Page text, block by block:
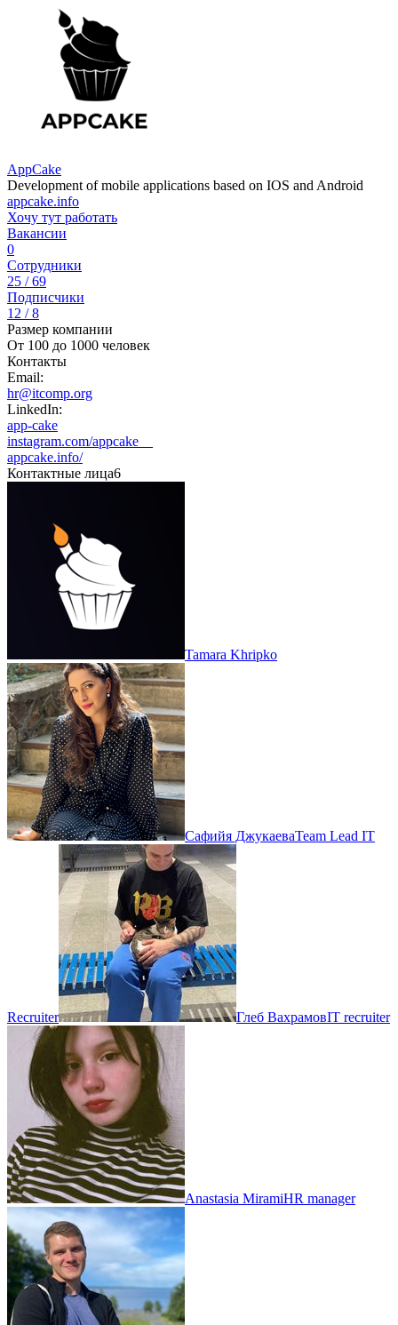
AppCake
Development of mobile applications based on IOS and Android
appcake.info
Хочу тут работать
Вакансии
0
Сотрудники
25 / 69
Подписчики
12 / 8
Размер компании
От 100 до 1000 человек
Контакты
Email:
hr@itcomp.org
LinkedIn:
app-cake
instagram.com/appcake__
appcake.info/
Контактные лица6
Tamara Khripko
Сафийя ДжукаеваTeam Lead IT
Recruiter Глеб ВахрамовIT recruiter
Anastasia MiramiHR manager